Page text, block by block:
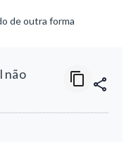
de outra forma
não